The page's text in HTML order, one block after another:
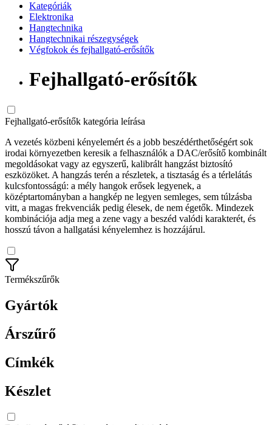
Kategóriák
Elektronika
Hangtechnika
Hangtechnikai részegységek
Végfokok és fejhallgató-erősítők
Fejhallgató-erősítők
Fejhallgató-erősítők kategória leírása
A vezetés közbeni kényelemért és a jobb beszédérthetőségért sok
irodai környezetben keresik a felhasználók a DAC/erősítő kombinált
megoldásokat vagy az egyszerű, kalibrált hangzást biztosító
eszközöket. A hangzás terén a részletek, a tisztaság és a térlelátás
kulcsfontosságú: a mély hangok erősek legyenek, a
középtartományban a hangkép ne legyen semleges, sem túlzásba
vitt, a magas frekvenciák pedig élesek, de nem égetők. Mindezek
kombinációja adja meg a zene vagy a beszéd valódi karakterét, és
hosszú távon a hallgatási kényelemhez is hozzájárul.
Termékszűrők
Gyártók
Árszűrő
Címkék
Készlet